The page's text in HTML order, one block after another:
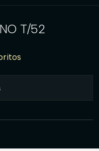
T/52